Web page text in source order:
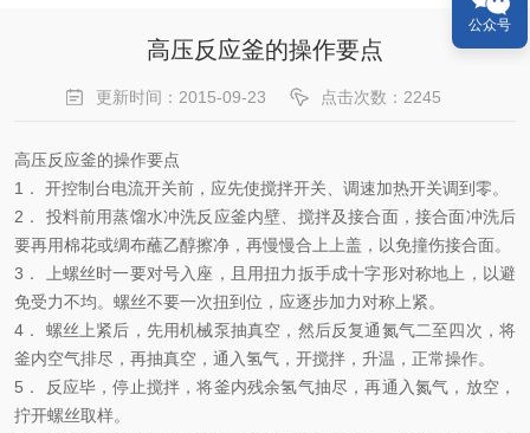
高压反应釜的操作要点
更新时间：2015-09-23 点击次数：2245
高压反应釜的操作要点
1． 开控制台电流开关前，应先使搅拌开关、调速加热开关调到零。
2． 投料前用蒸馏水冲洗反应釜内壁、搅拌及接合面，接合面冲洗后
要再用棉花或绸布蘸乙醇擦净，再慢慢合上上盖，以免撞伤接合面。
3． 上螺丝时一要对号入座，且用扭力扳手成十字形对称地上，以避
免受力不均。螺丝不要一次扭到位，应逐步加力对称上紧。
4． 螺丝上紧后，先用机械泵抽真空，然后反复通氮气二至四次，将
釜内空气排尽，再抽真空，通入氢气，开搅拌，升温，正常操作。
5． 反应毕，停止搅拌，将釜内残余氢气抽尽，再通入氮气，放空，
拧开螺丝取样。
公众号